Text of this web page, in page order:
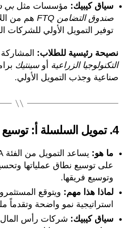
سياق كيبيك: مؤسسات مثل بي
صندوق التضامن FTQ
هم من
توفير التمويل الأولي للشركات
نصيحة رئيسية للطلاب:
التكنولوجيا الزراعية أوسينتيك
صناعية وجذب التمويل الأولي.
4. تمويل السلسلة أ:
ما هو:
على توسيع نطاق عملياتها
وتوسيع فريقها.
لماذا هذا مهم: ويتوقع
استراتيجية نمو واضحة وتقدماً
سياق كيبيك: شركات رأس المال